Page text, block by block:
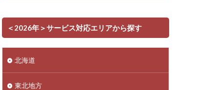
＜2026年＞サービス対応エリアから探す
北海道
東北地方